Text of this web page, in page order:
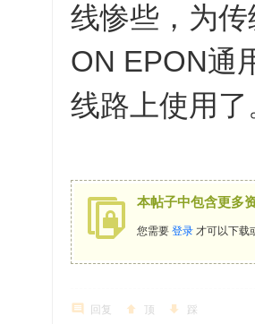
线惨些，为
ON EPON通
线路上使用了
本帖子中包含更多
您需要 登录 才可以下载
回复 顶 踩